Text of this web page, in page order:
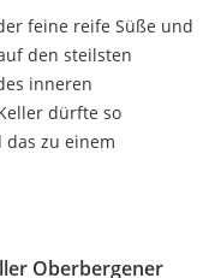
feine reife Süße und
den steilsten
inneren
dürfte so
zu einem
Oberbergener